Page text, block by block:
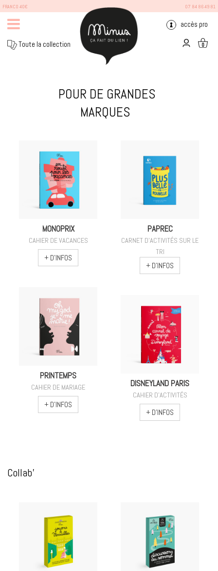
FRANCO 40€ 07 84 86 49 81
Toute la collection
accès pro
0
POUR DE GRANDES
MARQUES
MONOPRIX
CAHIER DE VACANCES
+ D'INFOS
PAPREC
CARNET D'ACTIVITÉS SUR LE
TRI
+ D'INFOS
PRINTEMPS
CAHIER DE MARIAGE
+ D'INFOS
DISNEYLAND PARIS
CAHIER D'ACTIVITÉS
+ D'INFOS
Collab'